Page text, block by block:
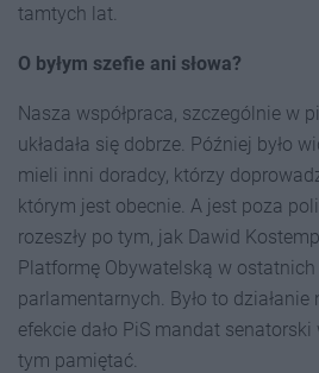
tamtych lat.
O byłym szefie ani słowa?
Nasza współpraca, szczególnie w
układała się dobrze. Później było
mieli inni doradcy, którzy
którym jest obecnie. A jest poza
rozeszły po tym, jak Dawid
Platformę Obywatelską w
parlamentarnych. Było to działanie
efekcie dało PiS mandat
tym pamiętać.